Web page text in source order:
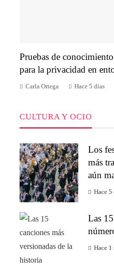
Pruebas de
para la privacidad en
Carla Ortega Hace 5 días
CULTURA Y OCIO
Los
más
aún
Hace 5
Las
Hace 1